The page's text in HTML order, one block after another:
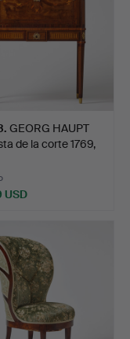
. GEORG HAUPT
de la corte 1769,
USD